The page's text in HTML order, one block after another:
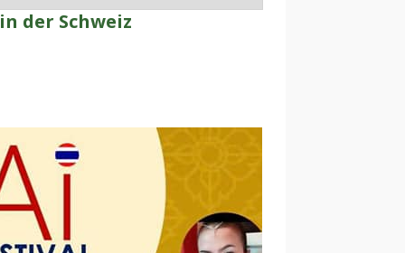
der Schweiz